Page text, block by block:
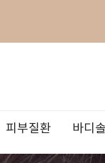
피부질환 바디